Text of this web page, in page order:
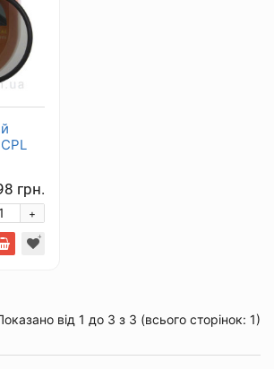
грн.
+
від 1 до 3 з 3 (всього сторінок: 1)